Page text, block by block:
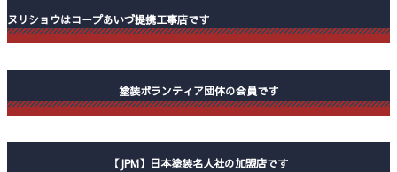
ヌリショウはコープあいづ提携工事店です
塗装ボランティア団体の会員です
【JPM】日本塗装名人社の加盟店です